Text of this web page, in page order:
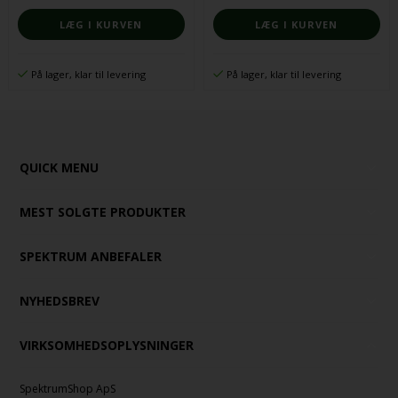
På lager, klar til levering På lager, klar til levering
QUICK MENU
MEST SOLGTE PRODUKTER
SPEKTRUM ANBEFALER
NYHEDSBREV
VIRKSOMHEDSOPLYSNINGER
SpektrumShop ApS